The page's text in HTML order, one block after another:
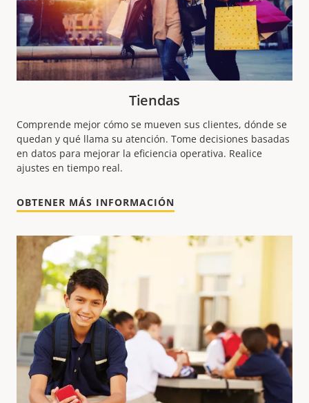
Tiendas
Comprende mejor cómo se mueven sus clientes, dónde se
quedan y qué llama su atención. Tome decisiones basadas
en datos para mejorar la eficiencia operativa. Realice
ajustes en tiempo real.
OBTENER MÁS INFORMACIÓN